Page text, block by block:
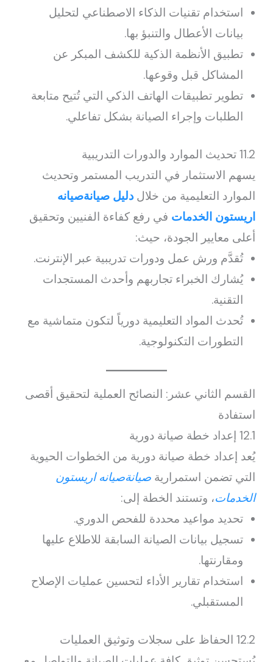
استخدام تقنيات الذكاء الاصطناعي لتحليل
بيانات الأعطال والتنبؤ بها.
تطبيق الأنظمة الذكية للكشف المبكر عن
المشاكل قبل وقوعها.
تطوير تطبيقات الهاتف الذكي التي تُتيح متابعة
الطلبات وإجراء الصيانة بشكل تفاعلي.
11.2 تحديث الموارد والدورات التدريبية
يسهم الاستثمار في التدريب المستمر وتحديث
الموارد التعليمية من خلالدليل صيانةصيانه
اريستون الخدمات في رفع كفاءة الفنيين وتحقيق
أعلى معايير الجودة، حيث:
تُقدَّم ورش عمل ودورات تدريبية عبر الإنترنت.
يُشارك الخبراء تجاربهم وأحدث المستجدات
التقنية.
تُحدث المواد التعليمية دورياً لتكون متماشية مع
التطورات التكنولوجية.
القسم الثاني عشر: النصائح العملية لتحقيق أقصى
استفادة
12.1 إعداد خطة صيانة دورية
يُعد إعداد خطة صيانة دورية من الخطوات الحيوية
التي تضمن استمراريةصيانةصيانه اريستون
الخدمات، وتستند الخطة إلى:
تحديد مواعيد محددة للفحص الدوري.
تسجيل بيانات الصيانة السابقة للاطلاع عليها
ومقارنتها.
استخدام تقارير الأداء لتحسين عمليات الإصلاح
المستقبلي.
12.2 الحفاظ على سجلات وتوثيق العمليات